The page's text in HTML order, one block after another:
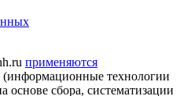
применяются
(информационные технологии
основе сбора, систематизации